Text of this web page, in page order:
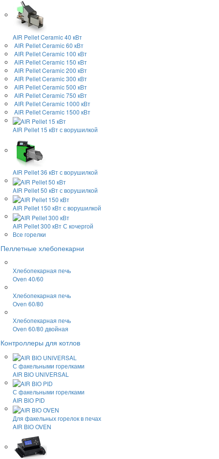
AIR PelletCeramic 40 кВт
AIR PelletCeramic 60 кВт
AIR PelletCeramic 100 кВт
AIR PelletCeramic 150 кВт
AIR PelletCeramic 200 кВт
AIR PelletCeramic 300 кВт
AIR PelletCeramic 500 кВт
AIR PelletCeramic 750 кВт
AIR PelletCeramic 1000 кВт
AIR PelletCeramic 1500 кВт
AIR Pellet 15 кВтс ворушилкой
AIR Pellet 36 кВтс ворушилкой
AIR Pellet 50 кВтс ворушилкой
AIR Pellet 150 кВтс ворушилкой
AIR Pellet 300 кВтС кочергой
Все горелки
Пеллетные хлебопекарни
Хлебопекарная печь
Oven 40/60
Хлебопекарная печь
Oven 60/80
Хлебопекарная печь
Oven 60/80 двойная
Контроллеры для котлов
С факельными горелками
AIR BIO UNIVERSAL
С факельными горелками
AIR BIO PID
Для факельных горелок в печах
AIR BIO OVEN